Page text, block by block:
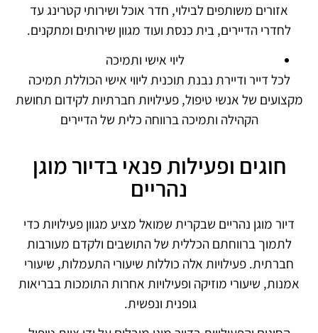
אזורים משותפים לבילוי, חדר אוכל ושירותי קטרינג עד
לחדרי הדיירים, בית כנסת ועוד מגוון שירותים ומתקנים.
ליוי אישי ותמיכה
לכל דייר ודיירת נבנת תוכנית ליווי אישי הכוללת תמיכה
מקצועים של אנשי טיפול, פעילויות חברתיות לקידום תחושת
הקהילה ותמיכה ברווחה כלית של הדיירים
חוגים ופעילות פנאי בדיור מוגן
נהריים
דיור מוגן נהריים שבקרית שמואל מציע מגוון פעילויות כדי
לתמוך ברווחתם הכללית של התושבים ולקדם מעורבות
חברתית. פעילויות אלה כוללות שיעורי התעמלות, שיעורי
אמנות, שיעורי מוזיקה ופעילויות אחרות התומכות בבריאות
גופנית ונפשית.